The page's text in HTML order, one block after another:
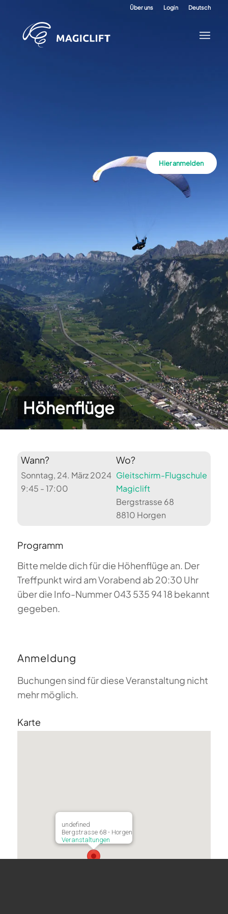
Über uns Login Deutsch
Höhenflüge
Hier anmelden
Wann?
Sonntag, 24. März 2024
9:45 - 17:00
Wo?
Gleitschirm-Flugschule
Magiclift
Bergstrasse 68
8810 Horgen
Programm
Bitte melde dich für die Höhenflüge an. Der
Treffpunkt wird am Vorabend ab 20:30 Uhr
über die Info-Nummer 043 535 94 18 bekannt
gegeben.
Anmeldung
Buchungen sind für diese Veranstaltung nicht
mehr möglich.
Karte
undefined
Bergstrasse 68 - Horgen
Veranstaltungen